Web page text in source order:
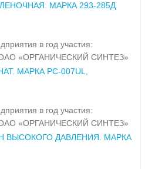
МАРКА 293-285Д
в год участия:
«ОРГАНИЧЕСКИЙ СИНТЕЗ»
МАРКА PC-007UL,
в год участия:
«ОРГАНИЧЕСКИЙ СИНТЕЗ»
ВЫСОКОГО ДАВЛЕНИЯ. МАРКА